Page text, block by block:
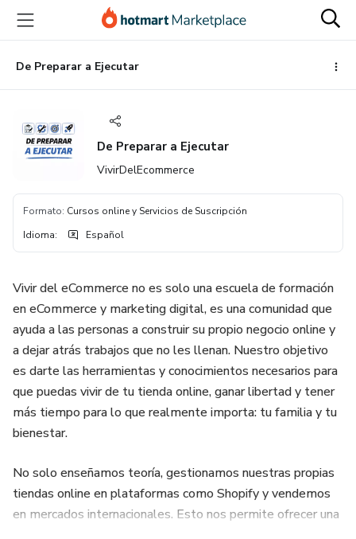
principal
página
de
página
De Preparar a Ejecutar
De Preparar a Ejecutar
VivirDelEcommerce
Formato: Cursos online y Servicios de Suscripción
Idioma: Español
Vivir del eCommerce no es solo una escuela de formación
en eCommerce y marketing digital, es una comunidad que
ayuda a las personas a construir su propio negocio online y
a dejar atrás trabajos que no les llenan. Nuestro objetivo
es darte las herramientas y conocimientos necesarios para
que puedas vivir de tu tienda online, ganar libertad y tener
más tiempo para lo que realmente importa: tu familia y tu
bienestar.
No solo enseñamos teoría, gestionamos nuestras propias
tiendas online en plataformas como Shopify y vendemos
en mercados internacionales. Esto nos permite ofrecer una